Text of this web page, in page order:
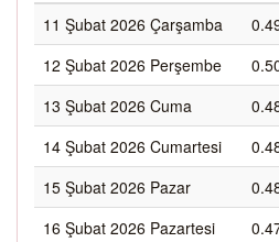
11 Şubat 2026 Çarşamba
12 Şubat 2026 Perşembe
13 Şubat 2026 Cuma
14 Şubat 2026 Cumartesi
15 Şubat 2026 Pazar
16 Şubat 2026 Pazartesi